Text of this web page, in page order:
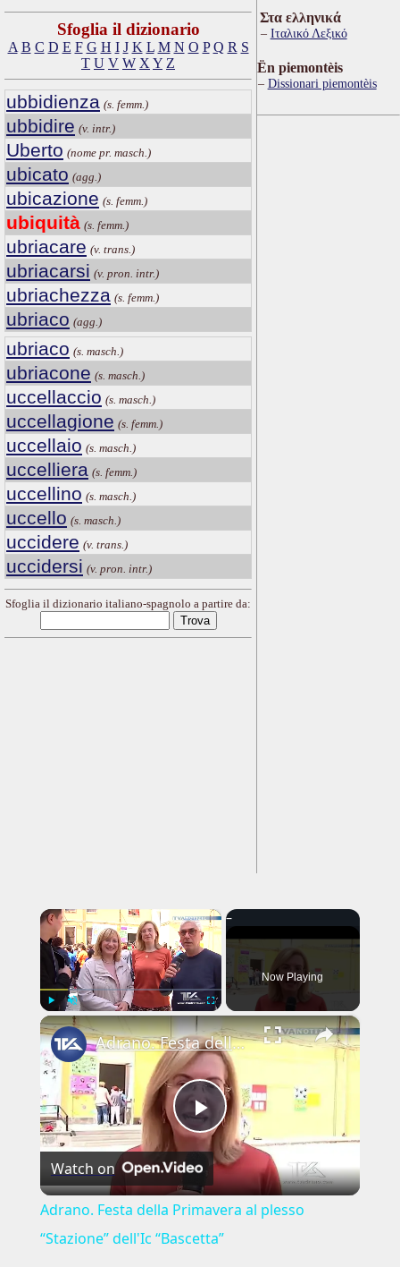
Sfoglia il dizionario
A B C D E F G H I J K L M N O P Q R S
T U V W X Y Z
ubbidienza (s. femm.)
ubbidire (v. intr.)
Uberto (nome pr. masch.)
ubicato (agg.)
ubicazione (s. femm.)
ubiquità (s. femm.)
ubriacare (v. trans.)
ubriacarsi (v. pron. intr.)
ubriachezza (s. femm.)
ubriaco (agg.)
ubriaco (s. masch.)
ubriacone (s. masch.)
uccellaccio (s. masch.)
uccellagione (s. femm.)
uccellaio (s. masch.)
uccelliera (s. femm.)
uccellino (s. masch.)
uccello (s. masch.)
uccidere (v. trans.)
uccidersi (v. pron. intr.)
Sfoglia il dizionario italiano-spagnolo a partire da:
Στα ελληνικά
Ιταλικό Λεξικό
Ën piemontèis
Dissionari piemontèis
×
Play Unmute Fullscreen
Now Playing
×
Play
Video
Adrano. Festa della Primavera al plesso “Stazione” dell'Ic “Bascetta”
Watch on
Adrano. Festa della Primavera al plesso
“Stazione” dell'Ic “Bascetta”